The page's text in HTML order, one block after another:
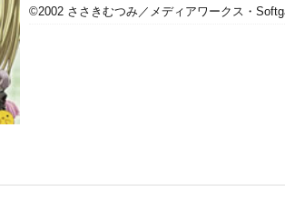
©2002 ささきむつみ／メディアワークス・